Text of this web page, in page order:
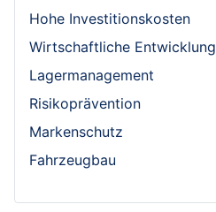
Hohe Investitionskosten
Wirtschaftliche Entwicklung
Lagermanagement
Risikoprävention
Markenschutz
Fahrzeugbau